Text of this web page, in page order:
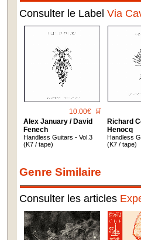
Consulter le LabelVia
10.00€ 🛒
Alex January / David
Fenech
Handless Guitars - Vol.3
(K7 / tape)
Richard
Henocq
Handless
(K7 / tape)
Genre Similaire
Consulter les articles